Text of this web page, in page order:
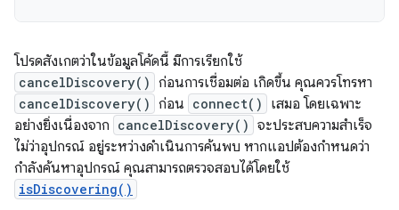
โปรดสังเกตว่าในข้อมูลโค้ดนี้ มีการเรียกใช้
cancelDiscovery() ก่อนการเชื่อมต่อ เกิดขึ้น คุณควรโทรหา
cancelDiscovery() ก่อน connect()
เสมอ โดยเฉพาะ
อย่างยิ่งเนื่องจาก cancelDiscovery() จะประสบความสำเร็จ
ไม่ว่าอุปกรณ์ อยู่ระหว่างดำเนินการค้นพบ หากแอปต้องกำหนดว่า
กำลังค้นหาอุปกรณ์ คุณสามารถตรวจสอบได้โดยใช้
isDiscovering()